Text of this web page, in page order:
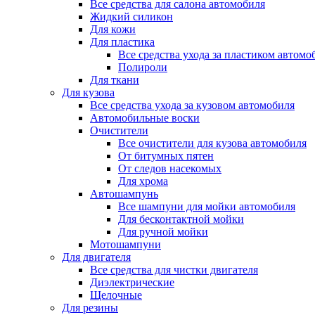
Все средства для салона автомобиля
Жидкий силикон
Для кожи
Для пластика
Все средства ухода за пластиком
Полироли
Для ткани
Для кузова
Все средства ухода за кузовом автомобиля
Автомобильные воски
Очистители
Все очистители для кузова автомобиля
От битумных пятен
От следов насекомых
Для хрома
Автошампунь
Все шампуни для мойки автомобиля
Для бесконтактной мойки
Для ручной мойки
Мотошампуни
Для двигателя
Все средства для чистки двигателя
Диэлектрические
Щелочные
Для резины